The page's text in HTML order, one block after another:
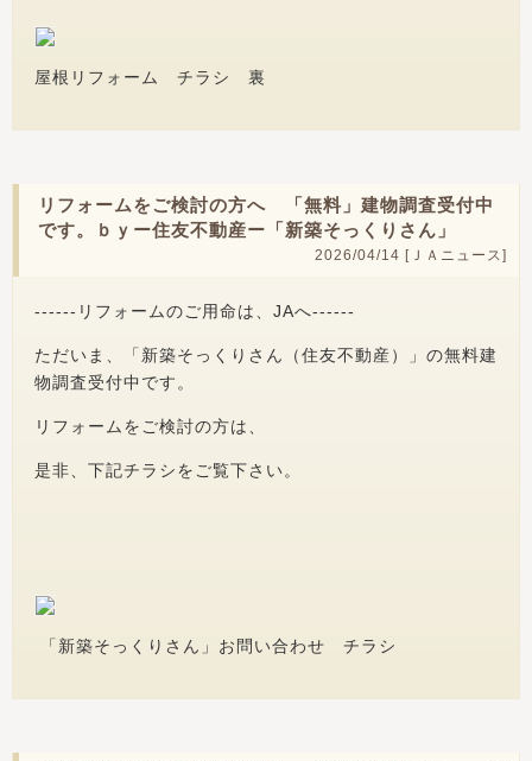
屋根リフォーム チラシ 裏
リフォームをご検討の方へ 「無料」建物調査受付中
です。ｂｙー住友不動産ー「新築そっくりさん」
2026/04/14 [ ＪＡニュース]
------リフォームのご用命は、JAへ------
ただいま、「新築そっくりさん（住友不動産）」の無料建
物調査受付中です。
リフォームをご検討の方は、
是非、下記チラシをご覧下さい。
「新築そっくりさん」お問い合わせ チラシ